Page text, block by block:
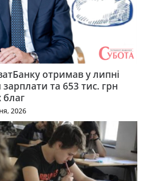
отримав у липні
та 653 тис. грн
2026